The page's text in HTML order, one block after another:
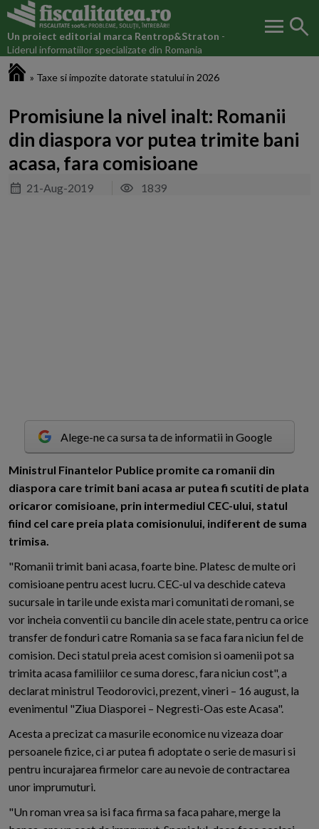
Un proiect editorial marca Rentrop&Straton -
Liderul informatiilor specializate din Romania
menu search
» Taxe si impozite datorate statului in 2026
Promisiune la nivel inalt: Romanii
din diaspora vor putea trimite bani
acasa, fara comisioane
21-Aug-2019 1839
Alege-ne ca sursa ta de informatii in Google
Ministrul Finantelor Publice promite ca romanii din
diaspora care trimit bani acasa ar putea fi scutiti de plata
oricaror comisioane, prin intermediul CEC-ului, statul
fiind cel care preia plata comisionului, indiferent de suma
trimisa.
"Romanii trimit bani acasa, foarte bine. Platesc de multe ori
comisioane pentru acest lucru. CEC-ul va deschide cateva
sucursale in tarile unde exista mari comunitati de romani, se
vor incheia conventii cu bancile din acele state, pentru ca orice
transfer de fonduri catre Romania sa se faca fara niciun fel de
comision. Deci statul preia acest comision si oamenii pot sa
trimita acasa familiilor ce suma doresc, fara niciun cost", a
declarat ministrul Teodorovici, prezent, vineri – 16 august, la
evenimentul "Ziua Diasporei – Negresti-Oas este Acasa".
Acesta a precizat ca masurile economice nu vizeaza doar
persoanele fizice, ci ar putea fi adoptate o serie de masuri si
pentru incurajarea firmelor care au nevoie de contractarea
unor imprumuturi.
"Un roman vrea sa isi faca firma sa faca pahare, merge la